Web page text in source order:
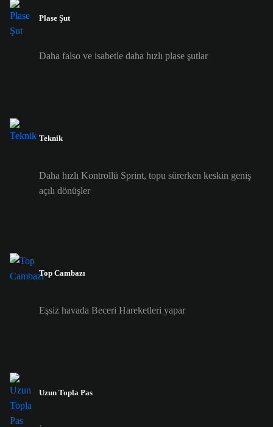
Plase Şut
Daha falso ve isabetle daha hızlı plase şutlar
Teknik
Daha hızlı Kontrollü Sprint, topu sürerken keskin geniş
açılı dönüşler
Top Cambazı
Eşsiz havada Beceri Hareketleri yapar
Uzun Topla Pas